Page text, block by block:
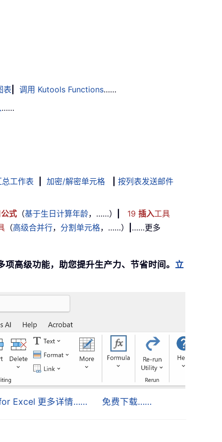
表 调用 Kutools Functions……
……
总工作表 加密/解密单元格
按列表发送邮件
公式 （基于生日计算年龄，……） 19 插入工具
（高级合并行， 分割单元格，……）
……更多
高级功能，助您提升生产力、节省时间。 立
Excel 更多详情…… 免费下载……